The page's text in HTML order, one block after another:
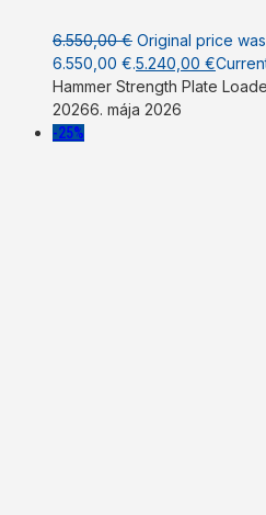
6.550,00€ Original price
6.550,00 €.5.240,00 €
Hammer Strength Plate
20266. mája 2026
-25%